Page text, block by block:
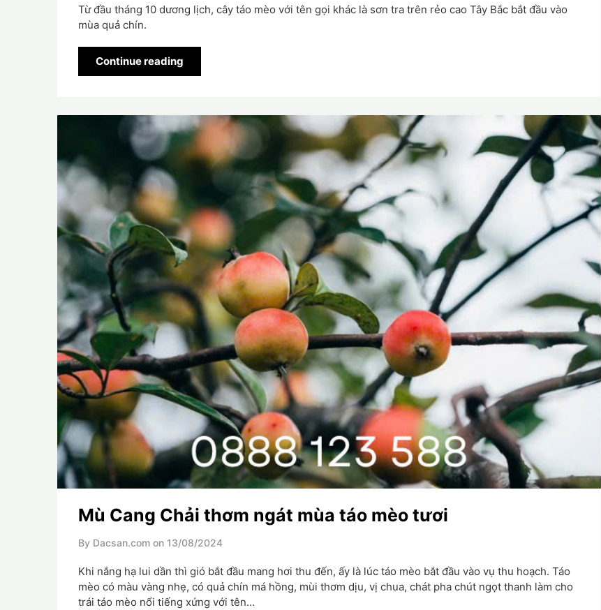
Từ đầu tháng 10 dương lịch, cây táo mèo với tên gọi khác là sơn tra trên rẻo cao Tây Bắc bắt đầu vào
mùa quả chín.
Continue reading
Mù Cang Chải thơm ngát mùa táo mèo tươi
By Dacsan.com on 13/08/2024
Khi nắng hạ lui dần thì gió bắt đầu mang hơi thu đến, ấy là lúc táo mèo bắt đầu vào vụ thu hoạch. Táo
mèo có màu vàng nhẹ, có quả chín má hồng, mùi thơm dịu, vị chua, chát pha chút ngọt thanh làm cho
trái táo mèo nổi tiếng xứng với tên…